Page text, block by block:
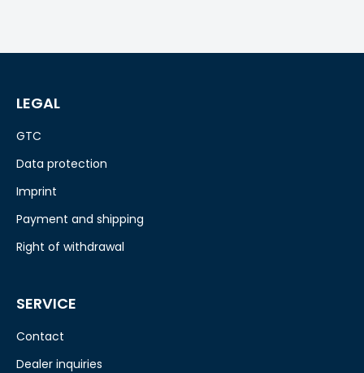
LEGAL
GTC
Data protection
Imprint
Payment and shipping
Right of withdrawal
SERVICE
Contact
Dealer inquiries